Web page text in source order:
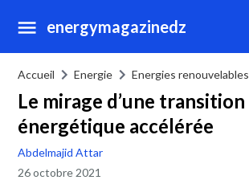
energymagazinedz
Accueil Energie Energies renouvelables
Le mirage d’une transition
énergétique accélérée
Abdelmajid Attar
26 octobre 2021